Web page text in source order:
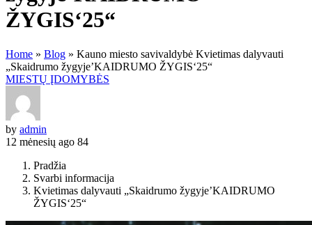
ŽYGIS‘25“
Home » Blog » Kauno miesto savivaldybė Kvietimas dalyvauti
„Skaidrumo žygyje’KAIDRUMO ŽYGIS‘25“
MIESTŲ ĮDOMYBĖS
by admin
12 mėnesių ago 84
Pradžia
Svarbi informacija
Kvietimas dalyvauti „Skaidrumo žygyje’KAIDRUMO
ŽYGIS‘25“